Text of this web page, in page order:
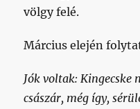
völgy felé.
Március elején
Jók voltak: Kingecske
császár, még így,